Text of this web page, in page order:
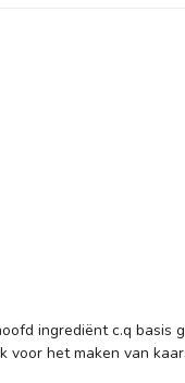
ingrediënt c.q
het maken van